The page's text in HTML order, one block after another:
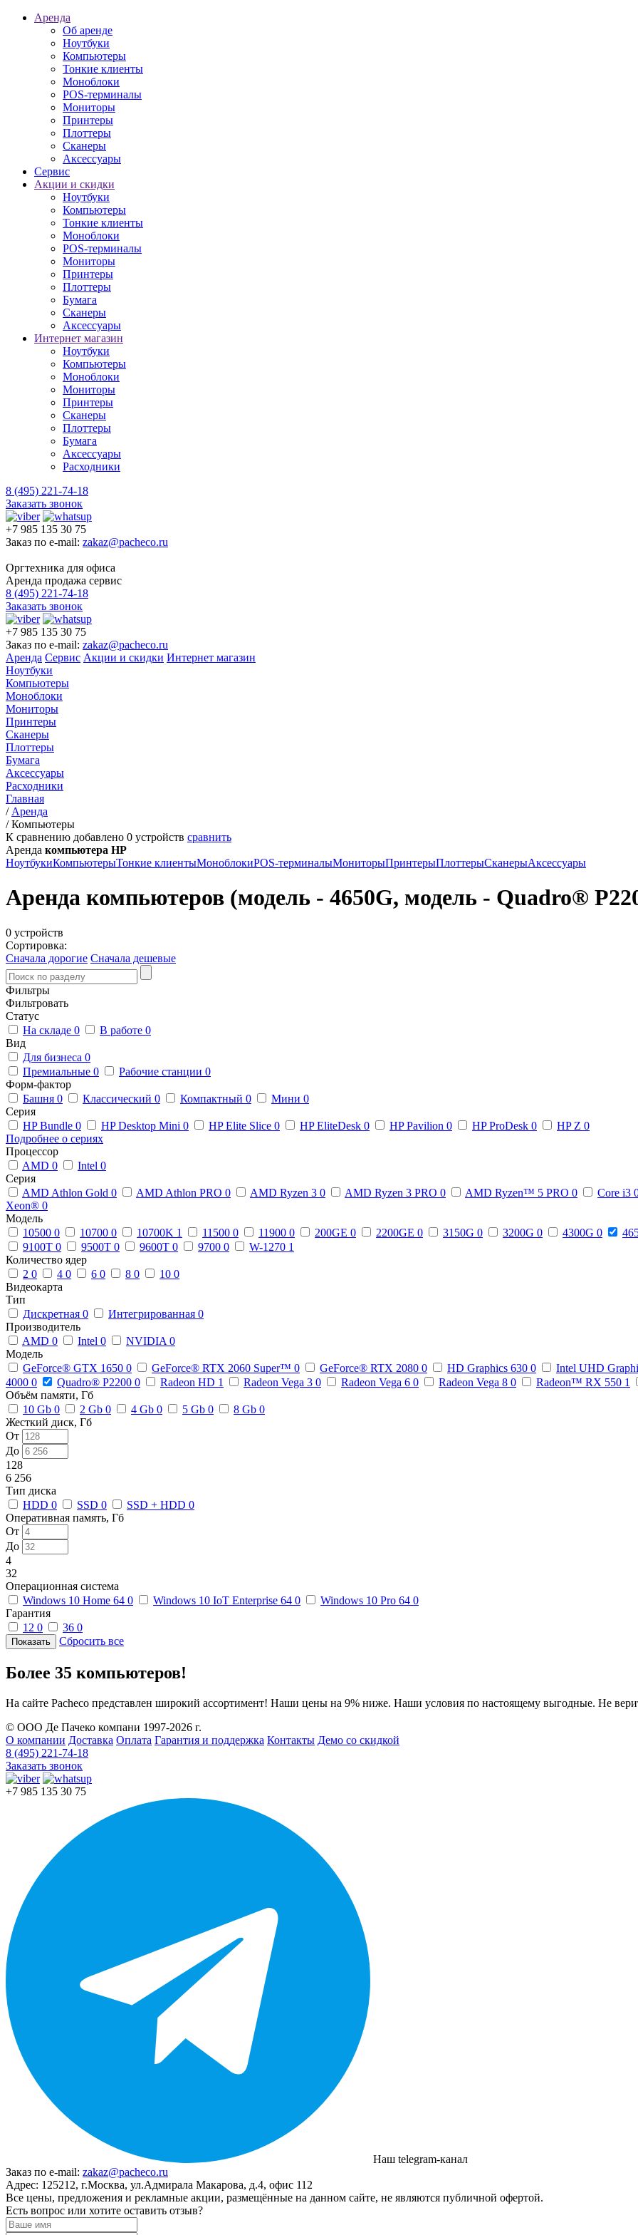
Аренда
Об аренде
Ноутбуки
Компьютеры
Тонкие клиенты
Моноблоки
POS-терминалы
Мониторы
Принтеры
Плоттеры
Сканеры
Аксессуары
Сервис
Акции и скидки
Ноутбуки
Компьютеры
Тонкие клиенты
Моноблоки
POS-терминалы
Мониторы
Принтеры
Плоттеры
Бумага
Сканеры
Аксессуары
Интернет магазин
Ноутбуки
Компьютеры
Моноблоки
Мониторы
Принтеры
Сканеры
Плоттеры
Бумага
Аксессуары
Расходники
8 (495) 221-74-18
Заказать звонок
+7 985 135 30 75
Заказ по e-mail: zakaz@pacheco.ru
Оргтехника для офиса
Аренда продажа сервис
8 (495) 221-74-18
Заказать звонок
+7 985 135 30 75
Заказ по e-mail: zakaz@pacheco.ru
Аренда Сервис Акции и скидки Интернет магазин
Ноутбуки
Компьютеры
Моноблоки
Мониторы
Принтеры
Сканеры
Плоттеры
Бумага
Аксессуары
Расходники
Главная
/ Аренда
/Компьютеры
К сравнению добавлено 0 устройств сравнить
Аренда компьютера HP
НоутбукиКомпьютерыТонкие клиентыМоноблокиPOS-терминалыМониторыПринтерыПлоттерыСканерыАксессуары
Аренда компьютеров (модель - 4650G, модель - Quadro®
0 устройств
Сортировка:
Сначала дорогие Сначала дешевые
Фильтры
Фильтровать
Статус
На складе 0 В работе 0
Вид
Для бизнеса 0
Премиальные 0 Рабочие станции 0
Форм-фактор
Башня 0 Классический 0 Компактный 0 Мини 0
Серия
HP Bundle 0 HP Desktop Mini 0 HP Elite Slice 0 HP EliteDesk 0 HP Pavilion 0 HP ProDesk 0 HP Z 0
Подробнее о сериях
Процессор
AMD 0 Intel 0
Серия
AMD Athlon Gold 0 AMD Athlon PRO 0 AMD Ryzen 3 0 AMD Ryzen 3 PRO 0 AMD Ryzen™ 5 PRO 0 Core i3
Xeon® 0
Модель
10500 0 10700 0 10700K 1 11500 0 11900 0 200GE 0 2200GE 0 3150G 0 3200G 0 4300G 0
9100T 0 9500T 0 9600T 0 9700 0 W-1270 1
Количество ядер
2 0 4 0 6 0 8 0 10 0
Видеокарта
Тип
Дискретная 0 Интегрированная 0
Производитель
AMD 0 Intel 0 NVIDIA 0
Модель
GeForce® GTX 1650 0 GeForce® RTX 2060 Super™ 0 GeForce® RTX 2080 0 HD Graphics 630 0
Intel UHD
4000 0 Quadro® P2200 0 Radeon HD 1 Radeon Vega 3 0 Radeon Vega 6 0 Radeon Vega 8 0 Radeon™ RX 550 1
Объём памяти, Гб
10 Gb 0 2 Gb 0 4 Gb 0 5 Gb 0 8 Gb 0
Жесткий диск, Гб
От
До
128
6 256
Тип диска
HDD 0 SSD 0 SSD + HDD 0
Оперативная память, Гб
От
До
4
32
Операционная система
Windows 10 Home 64 0 Windows 10 IoT Enterprise 64 0 Windows 10 Pro 64 0
Гарантия
12 0 36 0
Сбросить все
Более 35 компьютеров!
На сайте Pacheco представлен широкий ассортимент! Наши цены на 9% ниже. Наши условия по настоящему выгодные. Не
© ООО Де Пачеко компани 1997-2026 г.
О компании Доставка Оплата Гарантия и поддержка Контакты Демо со скидкой
8 (495) 221-74-18
Заказать звонок
+7 985 135 30 75
Наш telegram-канал
Заказ по e-mail: zakaz@pacheco.ru
Адрес: 125212, г.Москва, ул.Адмирала Макарова, д.4, офис 112
Все цены, предложения и рекламные акции, размещённые на данном сайте, не являются публичной офертой.
Есть вопрос или хотите оставить отзыв?